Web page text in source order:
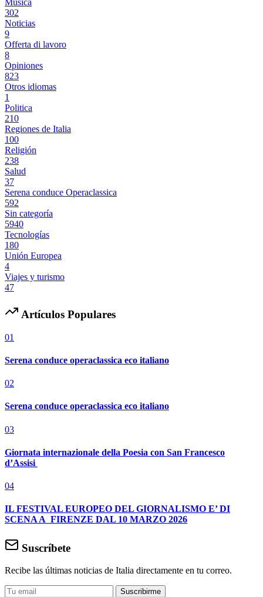
Música
302
Noticias
9
Offerta di lavoro
8
Opiniones
823
Otros idiomas
1
Politica
210
Regiones de Italia
100
Religión
238
Salud
37
Serena conduce Operaclassica
592
Sin categoría
5940
Tecnologías
180
Unión Europea
4
Viajes y turismo
47
Artículos Populares
01
Serena conduce operaclassica eco italiano
02
Serena conduce operaclassica eco italiano
03
Giornata internazionale della Poesia con San Francesco
d’Assisi
04
IL FESTIVAL EUROPEO DEL GIORNALISMO E’ DI
SCENA A FIRENZE DAL 10 MARZO 2026
Suscríbete
Recibe las últimas noticias de Italia directamente en tu correo.
Suscribirme